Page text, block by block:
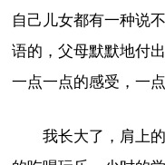
自己儿女都有一种说
语的，父母默默地付
一点一点的感受，一
我长大了，肩上